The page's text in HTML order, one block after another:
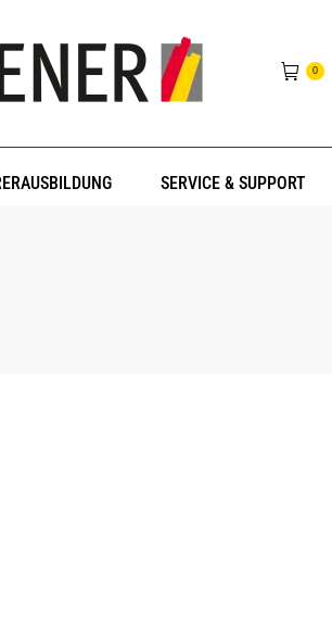
0
SERVICE & SUPPORT